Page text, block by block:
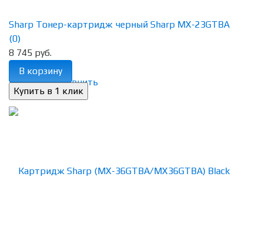
избранное сравнить
Sharp Тонер-картридж черный Sharp MX-23GTBA
(0)
8 745 руб.
В корзину